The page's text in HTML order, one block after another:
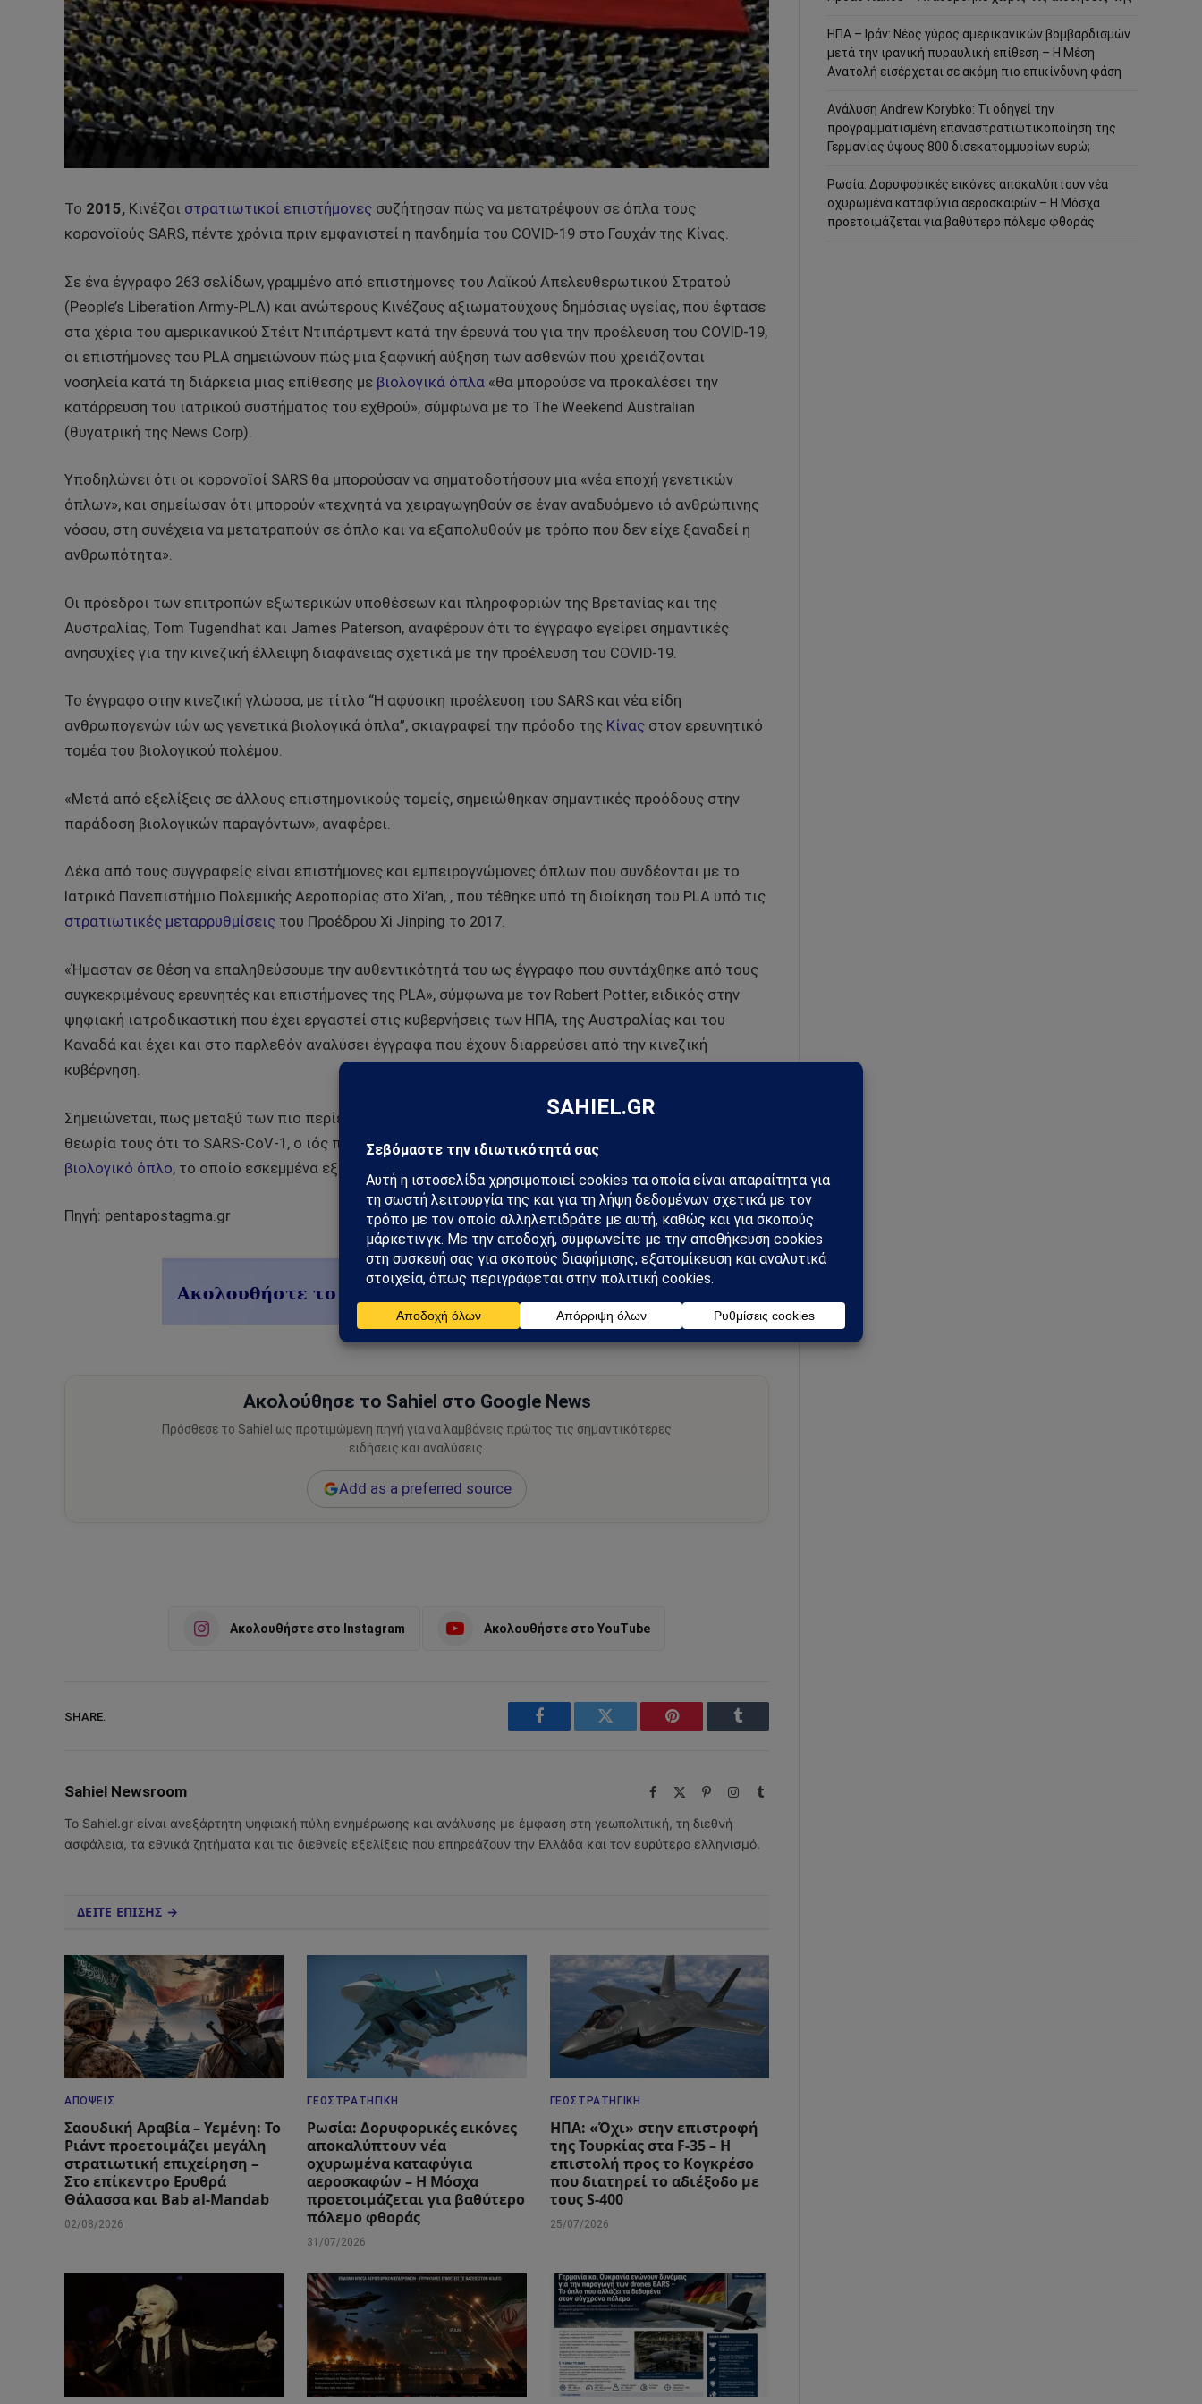
Το 2015, Κινέζοι στρατιωτικοί επιστήμονες συζήτησαν πώς να μετατρέψουν σε όπλα τους
κορονοϊούς SARS, πέντε χρόνια πριν εμφανιστεί η πανδημία του COVID-19 στο Γουχάν της Κίνας.
Σε ένα έγγραφο 263 σελίδων, γραμμένο από επιστήμονες του Λαϊκού Απελευθερωτικού Στρατού
(People’s Liberation Army-PLA) και ανώτερους Κινέζους αξιωματούχους δημόσιας υγείας, που έφτασε
στα χέρια του αμερικανικού Στέιτ Ντιπάρτμεντ κατά την έρευνά του για την προέλευση του COVID-19,
οι επιστήμονες του PLA σημειώνουν πώς μια ξαφνική αύξηση των ασθενών που χρειάζονται
νοσηλεία κατά τη διάρκεια μιας επίθεσης με βιολογικά όπλα «θα μπορούσε να προκαλέσει την
κατάρρευση του ιατρικού συστήματος του εχθρού», σύμφωνα με το The Weekend Australian
(θυγατρική της News Corp).
Υποδηλώνει ότι οι κορονοϊοί SARS θα μπορούσαν να σηματοδοτήσουν μια «νέα εποχή γενετικών
όπλων», και σημείωσαν ότι μπορούν «τεχνητά να χειραγωγηθούν σε έναν αναδυόμενο ιό ανθρώπινης
νόσου, στη συνέχεια να μετατραπούν σε όπλο και να εξαπολυθούν με τρόπο που δεν είχε ξαναδεί η
ανθρωπότητα».
Οι πρόεδροι των επιτροπών εξωτερικών υποθέσεων και πληροφοριών της Βρετανίας και της
Αυστραλίας, Tom Tugendhat και James Paterson, αναφέρουν ότι το έγγραφο εγείρει σημαντικές
ανησυχίες για την κινεζική έλλειψη διαφάνειας σχετικά με την προέλευση του COVID-19.
Το έγγραφο στην κινεζική γλώσσα, με τίτλο “Η αφύσικη προέλευση του SARS και νέα είδη
ανθρωπογενών ιών ως γενετικά βιολογικά όπλα”, σκιαγραφεί την πρόοδο της Κίνας στον ερευνητικό
τομέα του βιολογικού πολέμου.
«Μετά από εξελίξεις σε άλλους επιστημονικούς τομείς, σημειώθηκαν σημαντικές προόδους στην
παράδοση βιολογικών παραγόντων», αναφέρει.
Δέκα από τους συγγραφείς είναι επιστήμονες και εμπειρογνώμονες όπλων που συνδέονται με το
Ιατρικό Πανεπιστήμιο Πολεμικής Αεροπορίας στο Xi’an, , που τέθηκε υπό τη διοίκηση του PLA υπό τις
στρατιωτικές μεταρρυθμίσεις του Προέδρου Xi Jinping το 2017.
«Ήμασταν σε θέση να επαληθεύσουμε την αυθεντικότητά του ως έγγραφο που συντάχθηκε από τους
συγκεκριμένους ερευνητές και επιστήμονες της PLA», σύμφωνα με τον Robert Potter, ειδικός στην
ψηφιακή ιατροδικαστική που έχει εργαστεί στις κυβερνήσεις των ΗΠΑ, της Αυστραλίας και του
Καναδά και έχει και στο παρλεθόν αναλύσει έγγραφα που έχουν διαρρεύσει από την κινεζική
κυβέρνηση.
Σημειώνεται, πως μεταξύ των πιο περίεργων ισχυρισμών των στρατιωτικών επιστημόνων είναι η
θεωρία τους ότι το SARS-CoV-1, ο ιός που προκάλεσε την επιδημία SARS του 2003, ήταν ένα
βιολογικό όπλο, το οποίο εσκεμμένα εξαπολύθηκε στην Κίνα από «τρομοκράτες».
Πηγή: pentapostagma.gr
Ακολούθησε το Sahiel στο Google News
Πρόσθεσε το Sahiel ως προτιμώμενη πηγή για να λαμβάνεις πρώτος τις σημαντικότερες
ειδήσεις και αναλύσεις.
Add as a preferred source
Ακολουθήστε στο Instagram Ακολουθήστε στο YouTube
SHARE.
Facebook Twitter Pinterest Tumblr
Sahiel Newsroom Facebook PinterestInstagram
Tumblr
Το Sahiel.gr είναι ανεξάρτητη ψηφιακή πύλη ενημέρωσης και ανάλυσης με έμφαση στη γεωπολιτική, τη διεθνή
ασφάλεια, τα εθνικά ζητήματα και τις διεθνείς εξελίξεις που επηρεάζουν την Ελλάδα και τον ευρύτερο ελληνισμό.
ΔΕΙΤΕ ΕΠΙΣΗΣ →
ΑΠΌΨΕΙΣ
Σαουδική Αραβία – Υεμένη: Το
Ριάντ προετοιμάζει μεγάλη
στρατιωτική επιχείρηση –
Στο επίκεντρο Ερυθρά
Θάλασσα και Bab al-Mandab
02/08/2026
ΓΕΩΣΤΡΑΤΗΓΙΚΉ
Ρωσία: Δορυφορικές εικόνες
αποκαλύπτουν νέα
οχυρωμένα καταφύγια
αεροσκαφών – Η Μόσχα
προετοιμάζεται για βαθύτερο
πόλεμο φθοράς
31/07/2026
ΓΕΩΣΤΡΑΤΗΓΙΚΉ
ΗΠΑ: «Όχι» στην επιστροφή
της Τουρκίας στα F-35 – Η
επιστολή προς το Κογκρέσο
που διατηρεί το αδιέξοδο με
τους S-400
25/07/2026
ΗΠΑ – Ιράν: Νέος γύρος αμερικανικών βομβαρδισμών
μετά την ιρανική πυραυλική επίθεση – Η Μέση
Ανατολή εισέρχεται σε ακόμη πιο επικίνδυνη φάση
Ανάλυση Andrew Korybko: Τι οδηγεί την
προγραμματισμένη επαναστρατιωτικοποίηση της
Γερμανίας ύψους 800 δισεκατομμυρίων ευρώ;
Ρωσία: Δορυφορικές εικόνες αποκαλύπτουν νέα
οχυρωμένα καταφύγια αεροσκαφών – Η Μόσχα
προετοιμάζεται για βαθύτερο πόλεμο φθοράς